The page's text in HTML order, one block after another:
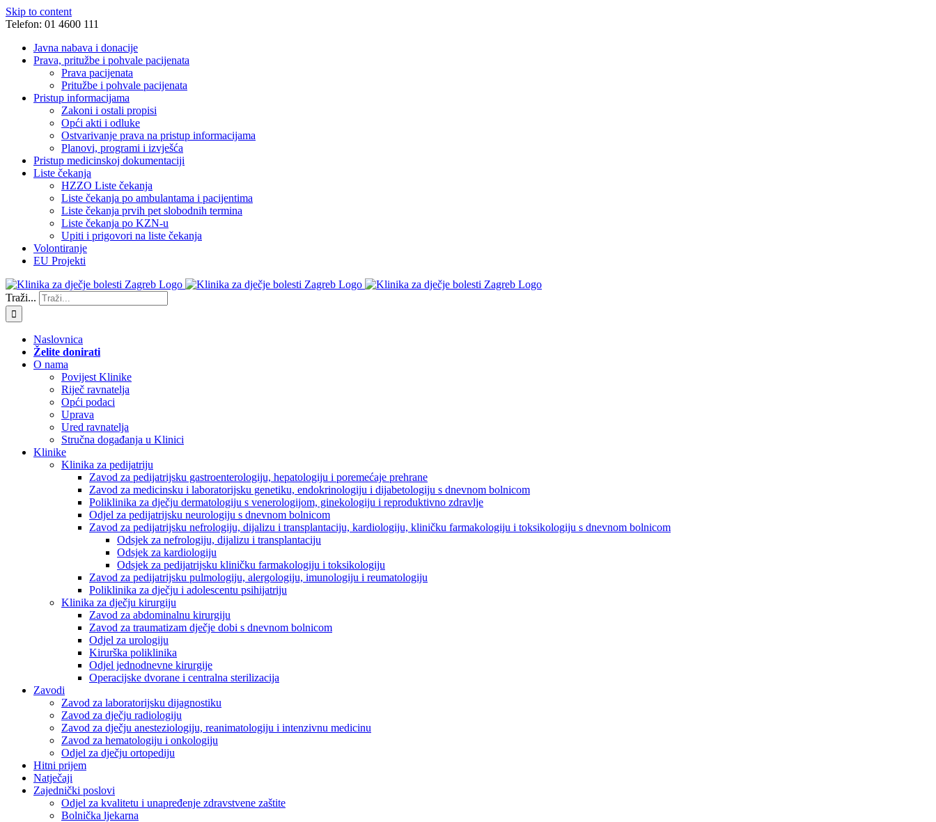
Skip to content
Telefon: 01 4600 111
Javna nabava i donacije
Prava, pritužbe i pohvale pacijenata
Prava pacijenata
Pritužbe i pohvale pacijenata
Pristup informacijama
Zakoni i ostali propisi
Opći akti i odluke
Ostvarivanje prava na pristup informacijama
Planovi, programi i izvješća
Pristup medicinskoj dokumentaciji
Liste čekanja
HZZO Liste čekanja
Liste čekanja po ambulantama i pacijentima
Liste čekanja prvih pet slobodnih termina
Liste čekanja po KZN-u
Upiti i prigovori na liste čekanja
Volontiranje
EU Projekti
Traži...
Naslovnica
Želite donirati
O nama
Povijest Klinike
Riječ ravnatelja
Opći podaci
Uprava
Ured ravnatelja
Stručna događanja u Klinici
Klinike
Klinika za pedijatriju
Zavod za pedijatrijsku gastroenterologiju, hepatologiju i poremećaje prehrane
Zavod za medicinsku i laboratorijsku genetiku, endokrinologiju i dijabetologiju s dnevnom bolnicom
Poliklinika za dječju dermatologiju s venerologijom, ginekologiju i reproduktivno zdravlje
Odjel za pedijatrijsku neurologiju s dnevnom bolnicom
Zavod za pedijatrijsku nefrologiju, dijalizu i transplantaciju, kardiologiju, kliničku farmakologiju i toksikologiju s dnevnom bolnicom
Odsjek za nefrologiju, dijalizu i transplantaciju
Odsjek za kardiologiju
Odsjek za pedijatrijsku kliničku farmakologiju i toksikologiju
Zavod za pedijatrijsku pulmologiju, alergologiju, imunologiju i reumatologiju
Poliklinika za dječju i adolescentu psihijatriju
Klinika za dječju kirurgiju
Zavod za abdominalnu kirurgiju
Zavod za traumatizam dječje dobi s dnevnom bolnicom
Odjel za urologiju
Kirurška poliklinika
Odjel jednodnevne kirurgije
Operacijske dvorane i centralna sterilizacija
Zavodi
Zavod za laboratorijsku dijagnostiku
Zavod za dječju radiologiju
Zavod za dječju anesteziologiju, reanimatologiju i intenzivnu medicinu
Zavod za hematologiju i onkologiju
Odjel za dječju ortopediju
Hitni prijem
Natječaji
Zajednički poslovi
Odjel za kvalitetu i unapređenje zdravstvene zaštite
Bolnička ljekarna